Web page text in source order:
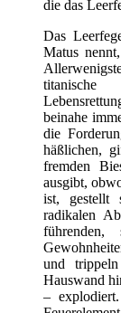
die das
Das
Matus
titanische
beinahe
die
häßlichen,
fremden
ausgibt,
ist, gestellt
radikalen
führenden,
und
Hauswand
–